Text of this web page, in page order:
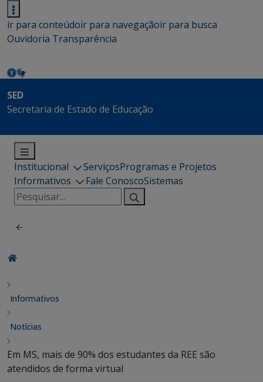
ir para conteúdoir para navegaçãoir para busca
Ouvidoria Transparência
SED
Secretaria de Estado de Educação
Institucional ServiçosProgramas e Projetos
Informativos
Fale ConoscoSistemas
Pesquisar
por:
Informativos
Notícias
Em MS, mais de 90% dos estudantes da REE são
atendidos de forma virtual